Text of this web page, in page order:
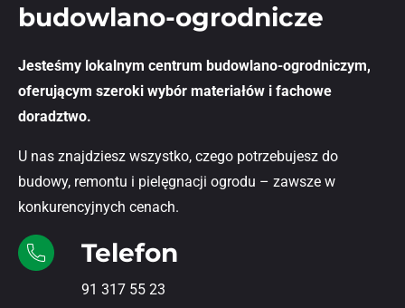
budowlano-ogrodnicze
Jesteśmy lokalnym centrum budowlano-ogrodniczym,
oferującym szeroki wybór materiałów i fachowe
doradztwo.
U nas znajdziesz wszystko, czego potrzebujesz do
budowy, remontu i pielęgnacji ogrodu – zawsze w
konkurencyjnych cenach.
Telefon
91 317 55 23